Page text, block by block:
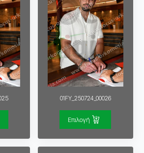
01FY_250724_00026
Επιλογή